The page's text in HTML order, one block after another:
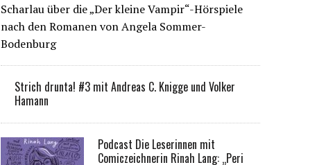
Scharlau über die „Der kleine Vampir“-Hörspiele
nach den Romanen von Angela Sommer-
Bodenburg
Strich drunta! #3 mit Andreas C. Knigge und Volker
Hamann
Podcast Die Leserinnen mit
Comiczeichnerin Rinah Lang: „Peri